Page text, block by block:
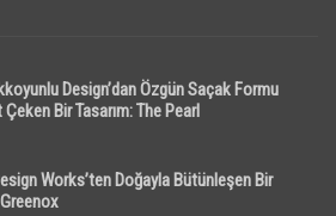
Design’dan Özgün Saçak Formu
Bir Tasarım: The Pearl
Works’ten Doğayla Bütünleşen Bir